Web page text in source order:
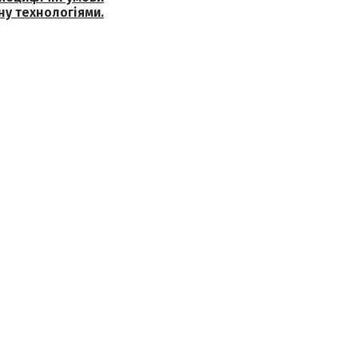
технологіями.